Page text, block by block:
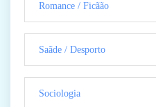
Romance / Ficãão
Saãde / Desporto
Sociologia